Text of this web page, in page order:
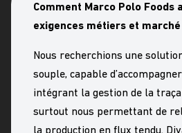
Comment Marco Polo Foods
exigences métiers et marché
Nous recherchions une
souple, capable
intégrant la gestion de la
surtout nous permettant de